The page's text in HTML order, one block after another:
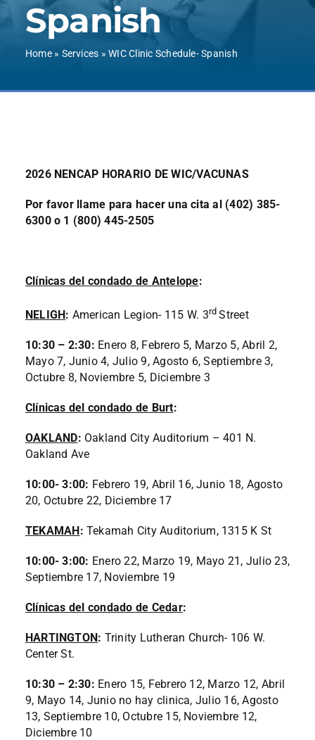
Contact Us
Spanish
Home» Services »WIC Clinic Schedule- Spanish
2026 NENCAP HORARIO DE WIC/VACUNAS
Por favor llame para hacer una cita al (402) 385-
6300 o 1 (800) 445-2505
Clínicas del condado de Antelope:
NELIGH : American Legion- 115 W. 3rd Street
10:30 – 2:30: Enero 8, Febrero 5, Marzo 5, Abril 2,
Mayo 7, Junio 4, Julio 9, Agosto 6, Septiembre 3,
Octubre 8, Noviembre 5, Diciembre 3
Clínicas del condado de Burt:
OAKLAND: Oakland City Auditorium – 401 N.
Oakland Ave
10:00- 3:00: Febrero 19, Abril 16, Junio 18, Agosto
20, Octubre 22, Diciembre 17
TEKAMAH : Tekamah City Auditorium, 1315 K St
10:00- 3:00: Enero 22, Marzo 19, Mayo 21, Julio 23,
Septiembre 17, Noviembre 19
Clínicas del condado de Cedar:
HARTINGTON : Trinity Lutheran Church- 106 W.
Center St.
10:30 – 2:30: Enero 15, Febrero 12, Marzo 12, Abril
9, Mayo 14, Junio no hay clinica, Julio 16, Agosto
13, Septiembre 10, Octubre 15, Noviembre 12,
Diciembre 10